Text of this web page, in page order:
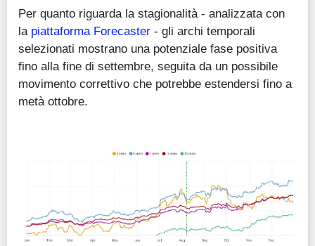
Per quanto riguarda la stagionalità - analizzata con
la piattaforma Forecaster - gli archi temporali
selezionati mostrano una potenziale fase positiva
fino alla fine di settembre, seguita da un possibile
movimento correttivo che potrebbe estendersi fino a
metà ottobre.